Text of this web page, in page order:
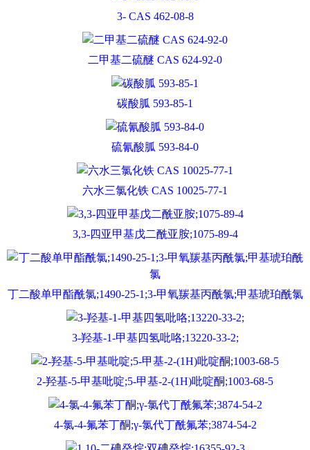
3- CAS 462-08-8
二甲基二硫醚 CAS 624-92-0
碳酸胍 593-85-1
硫氰酸胍 593-84-0
六水三氯化铁 CAS 10025-77-1
3,3-四亚甲基戊二酰亚胺;1075-89-4
丁二酸单甲酯酰氯;1490-25-1;3-甲氧羰基丙酰氯;甲基琥珀酰氯
3-羟基-1-甲基四氢吡咯;13220-33-2;
2-羟基-5-甲基吡啶;5-甲基-2-(1H)吡啶酮;1003-68-5
4-氯-4-氟苯丁酮;γ-氯代丁酰氟苯;3874-54-2